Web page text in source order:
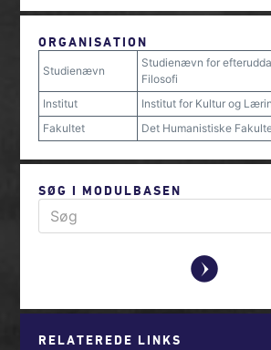
ORGANISATION
Studienævn
Studienævn for
Filosofi
Institut
Institut for Kultur og
Fakultet
Det Humanistiske
SØG I MODULBASEN
y
RELATEREDE LINKS